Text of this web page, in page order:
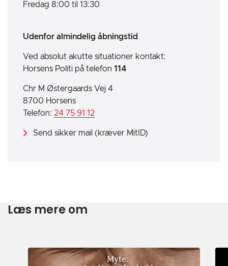
Fredag 8:00 til 13:30
Udenfor almindelig åbningstid
Ved absolut akutte situationer kontakt:
Horsens Politi på telefon 114
Chr M Østergaards Vej 4
8700 Horsens
Telefon: 24 75 91 12
Send sikker mail (kræver MitID)
Læs mere om